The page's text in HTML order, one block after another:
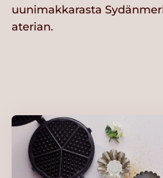
uunimakkarasta
aterian.